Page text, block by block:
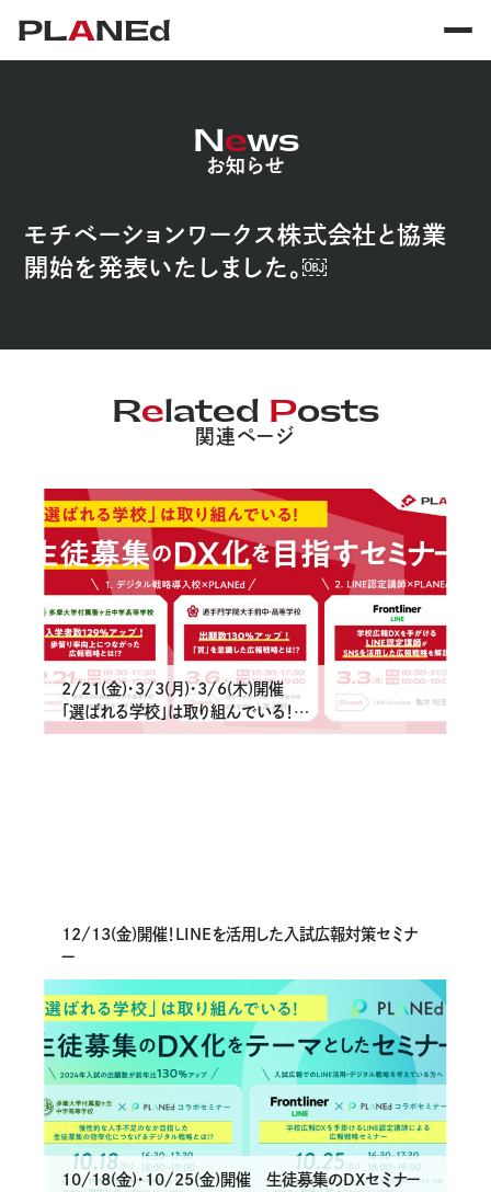
支援事例
Works
制作実績
About
PLANEdとは
News
お知らせ
モチベーションワークス株式会社と協業
開始を発表いたしました。￼
Related Posts
関連ページ
2/21(金)・3/3(月)・3/6(木)開催
「選ばれる学校」は取り組んでいる！
デジタル時代に合わせた生徒募集のDX化をめざすセミ
12/13(金)開催！LINEを活用した入試広報対策セミナ
ー
10/18(金)・10/25(金)開催 生徒募集のDXセミナー